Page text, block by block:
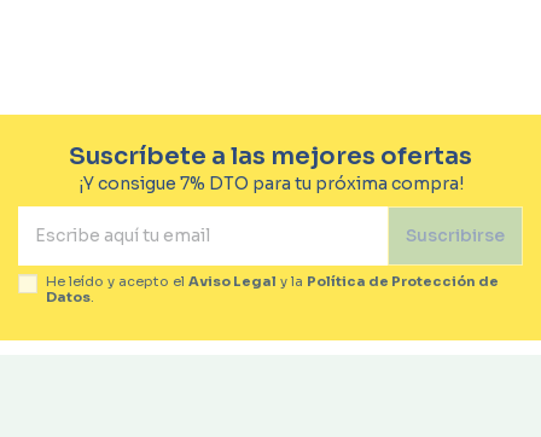
Suscríbete a las mejores ofertas
¡Y consigue 7% DTO para tu próxima compra!
Suscribirse
He leído y acepto el Aviso Legal y la Política de Protección de
Datos.